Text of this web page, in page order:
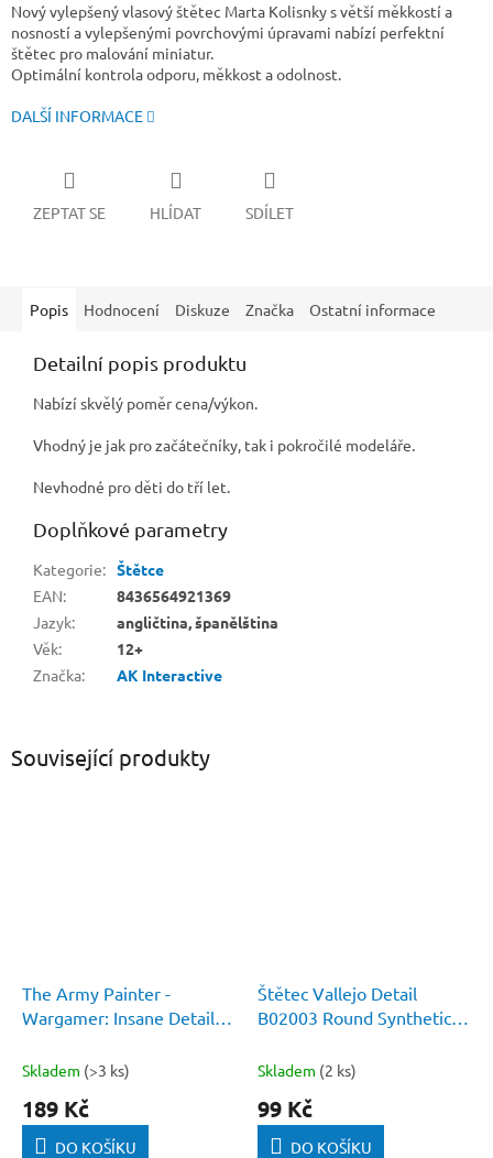
Nový vylepšený vlasový štětec Marta Kolisnky s větší měkkostí a
nosností a vylepšenými povrchovými úpravami nabízí perfektní
štětec pro malování miniatur.
Optimální kontrola odporu, měkkost a odolnost.
DALŠÍ INFORMACE
ZEPTAT SE HLÍDAT SDÍLET
Související produkty
The Army Painter -
Wargamer: Insane Detail
Skladem (>3 ks)
189 Kč
DO KOŠÍKU
Štětec Vallejo Detail
B02003 Round Synthetic
Skladem (2 ks)
99 Kč
DO KOŠÍKU
Popis Hodnocení Diskuze Značka Ostatní informace
Detailní popis produktu
Nabízí skvělý poměr cena/výkon.
Vhodný je jak pro začátečníky, tak i pokročilé modeláře.
Nevhodné pro děti do tří let.
Doplňkové parametry
Kategorie: Štětce
EAN:
8436564921369
Jazyk:
angličtina, španělština
Věk:
12+
Značka: AK Interactive